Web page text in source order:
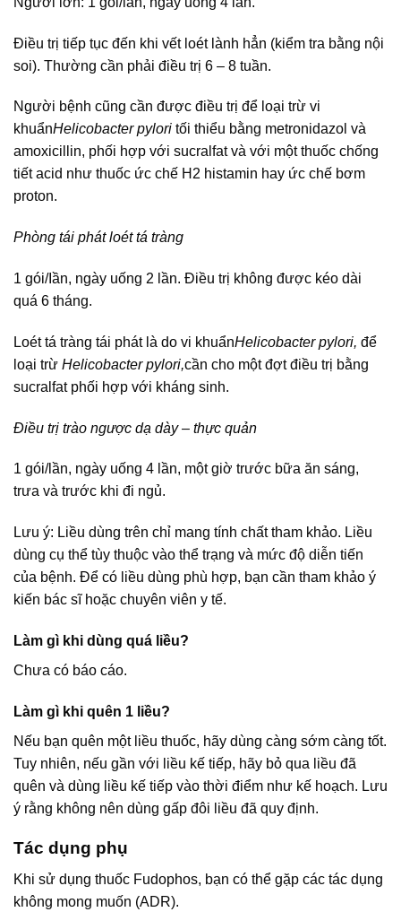
Điều trị tiếp tục đến khi vết loét lành hẳn (kiểm tra bằng nội
soi). Thường cần phải điều trị 6 – 8 tuần.
Người bệnh cũng cần được điều trị để loại trừ vi
khuẩnHelicobacter pylori tối thiểu bằng metronidazol và
amoxicillin, phối hợp với sucralfat và với một thuốc chống
tiết acid như thuốc ức chế H2 histamin hay ức chế bơm
proton.
Phòng tái phát loét tá tràng
1 gói/Iần, ngày uống 2 lần. Điều trị không được kéo dài
quá 6 tháng.
Loét tá tràng tái phát là do vi khuẩnHelicobacter pylori, để
loại trừ Helicobacter pylori,cần cho một đợt điều trị bằng
sucralfat phối hợp với kháng sinh.
Điều trị trào ngược dạ dày – thực quản
1 gói/lần, ngày uống 4 lần, một giờ trước bữa ăn sáng,
trưa và trước khi đi ngủ.
Lưu ý: Liều dùng trên chỉ mang tính chất tham khảo. Liều
dùng cụ thể tùy thuộc vào thể trạng và mức độ diễn tiến
của bệnh. Để có liều dùng phù hợp, bạn cần tham khảo ý
kiến bác sĩ hoặc chuyên viên y tế.
Làm gì khi dùng quá liều?
Chưa có báo cáo.
Làm gì khi quên 1 liều?
Nếu bạn quên một liều thuốc, hãy dùng càng sớm càng tốt.
Tuy nhiên, nếu gần với liều kế tiếp, hãy bỏ qua liều đã
quên và dùng liều kế tiếp vào thời điểm như kế hoạch. Lưu
ý rằng không nên dùng gấp đôi liều đã quy định.
Tác dụng phụ
Khi sử dụng thuốc Fudophos, bạn có thể gặp các tác dụng
không mong muốn (ADR).